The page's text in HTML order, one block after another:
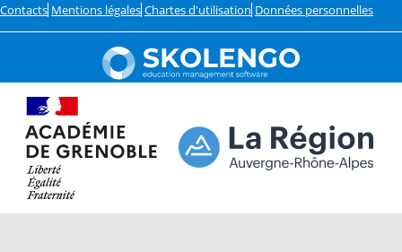
Contacts Mentions légales Chartes d'utilisation Données personnelles